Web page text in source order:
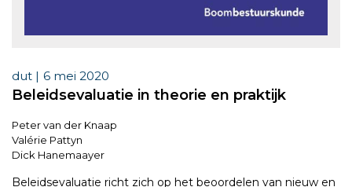
dut | 6 mei 2020
Beleidsevaluatie in theorie en praktijk
Peter van der Knaap
Valérie Pattyn
Dick Hanemaayer
Beleidsevaluatie richt zich op het beoordelen van nieuw en